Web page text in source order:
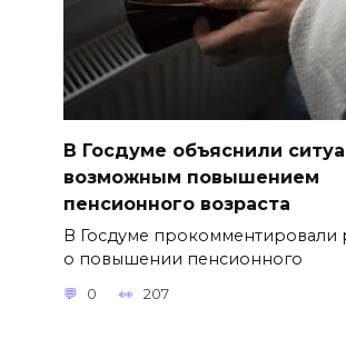
В Госдуме объяснили
возможным повышением
пенсионного возраста
В Госдуме прокомментировали
о повышении пенсионного
0 207